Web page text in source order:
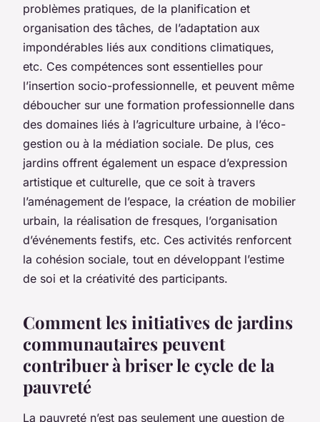
problèmes pratiques, de la planification et
organisation des tâches, de l’adaptation aux
impondérables liés aux conditions climatiques,
etc. Ces compétences sont essentielles pour
l’insertion socio-professionnelle, et peuvent même
déboucher sur une formation professionnelle dans
des domaines liés à l’agriculture urbaine, à l’éco-
gestion ou à la médiation sociale. De plus, ces
jardins offrent également un espace d’expression
artistique et culturelle, que ce soit à travers
l’aménagement de l’espace, la création de mobilier
urbain, la réalisation de fresques, l’organisation
d’événements festifs, etc. Ces activités renforcent
la cohésion sociale, tout en développant l’estime
de soi et la créativité des participants.
Comment les initiatives de jardins
communautaires peuvent
contribuer à briser le cycle de la
pauvreté
La pauvreté n’est pas seulement une question de